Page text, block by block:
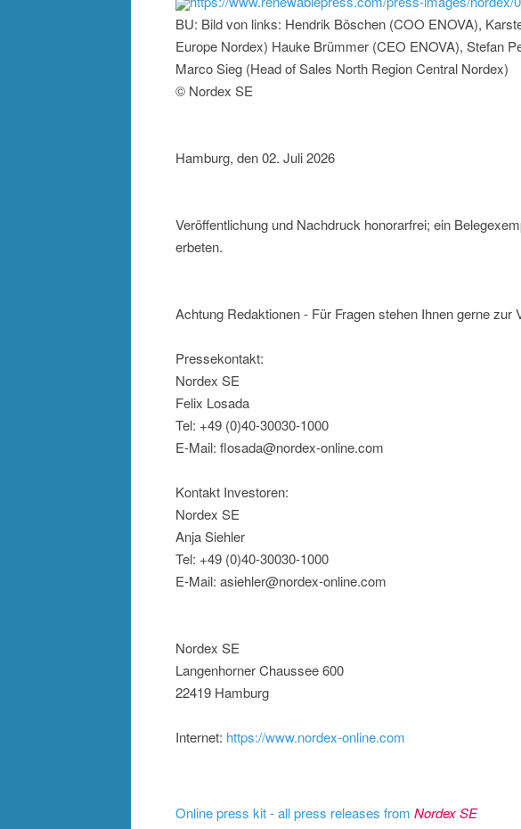
BU: Bild von links: Hendrik Böschen (COO ENOVA),
Europe Nordex) Hauke Brümmer (CEO ENOVA), Stefan
Marco Sieg (Head of Sales North Region Central Nordex)
© Nordex SE
Hamburg, den 02. Juli 2026
Veröffentlichung und Nachdruck honorarfrei; ein
erbeten.
Achtung Redaktionen - Für Fragen stehen Ihnen gerne zur
Pressekontakt:
Nordex SE
Felix Losada
Tel: +49 (0)40-30030-1000
E-Mail: flosada@nordex-online.com
Kontakt Investoren:
Nordex SE
Anja Siehler
Tel: +49 (0)40-30030-1000
E-Mail: asiehler@nordex-online.com
Nordex SE
Langenhorner Chaussee 600
22419 Hamburg
Internet: https://www.nordex-online.com
Online press kit - all press releases from Nordex SE